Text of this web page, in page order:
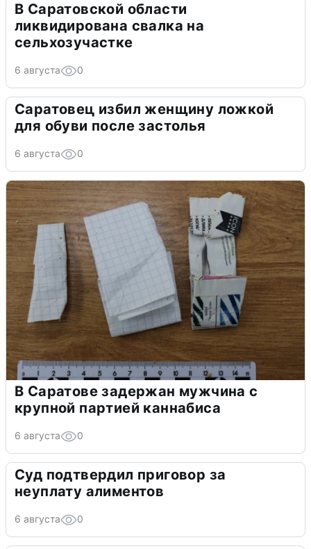
В Саратовской области
ликвидирована свалка на
сельхозучастке
6 августа 0
Саратовец избил женщину ложкой
для обуви после застолья
6 августа 0
В Саратове задержан мужчина с
крупной партией каннабиса
6 августа 0
Суд подтвердил приговор за
неуплату алиментов
6 августа 0